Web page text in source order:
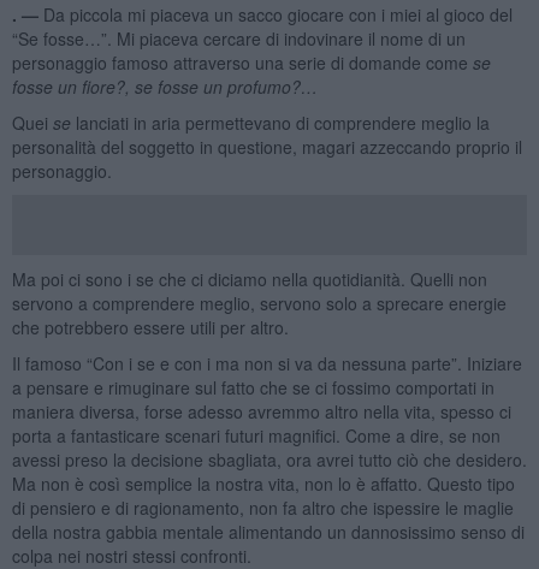
. — Da piccola mi piaceva un sacco giocare con i miei al gioco del
“Se fosse…”. Mi piaceva cercare di indovinare il nome di un
personaggio famoso attraverso una serie di domande come se
fosse un fiore?, se fosse un profumo?…
Quei se lanciati in aria permettevano di comprendere meglio la
personalità del soggetto in questione, magari azzeccando proprio il
personaggio.
Ma poi ci sono i se che ci diciamo nella quotidianità. Quelli non
servono a comprendere meglio, servono solo a sprecare energie
che potrebbero essere utili per altro.
Il famoso “Con i se e con i ma non si va da nessuna parte”. Iniziare
a pensare e rimuginare sul fatto che se ci fossimo comportati in
maniera diversa, forse adesso avremmo altro nella vita, spesso ci
porta a fantasticare scenari futuri magnifici. Come a dire, se non
avessi preso la decisione sbagliata, ora avrei tutto ciò che desidero.
Ma non è così semplice la nostra vita, non lo è affatto. Questo tipo
di pensiero e di ragionamento, non fa altro che ispessire le maglie
della nostra gabbia mentale alimentando un dannosissimo senso di
colpa nei nostri stessi confronti.